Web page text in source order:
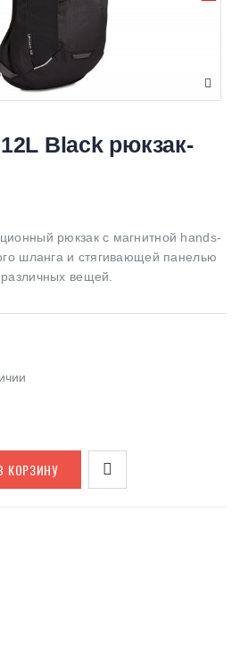
Black рюкзак-
рюкзак с магнитной hands-
шланга и стягивающей панелью
вещей.
КОРЗИНУ